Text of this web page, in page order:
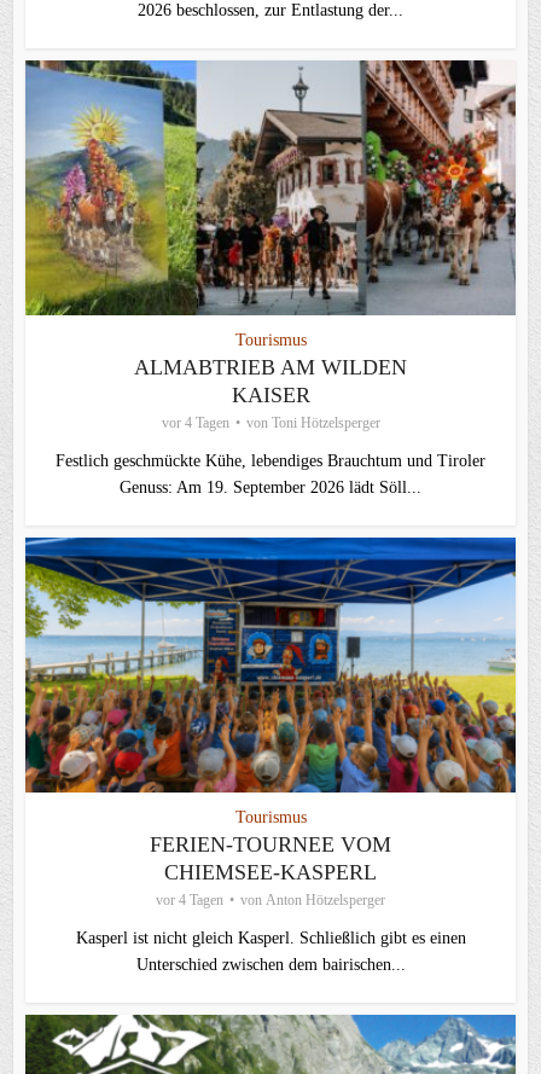
2026 beschlossen, zur Entlastung der...
Tourismus
ALMABTRIEB AM WILDEN
KAISER
vor 4 Tagen von Toni Hötzelsperger
Festlich geschmückte Kühe, lebendiges Brauchtum und Tiroler
Genuss: Am 19. September 2026 lädt Söll...
Tourismus
FERIEN-TOURNEE VOM
CHIEMSEE-KASPERL
vor 4 Tagen von Anton Hötzelsperger
Kasperl ist nicht gleich Kasperl. Schließlich gibt es einen
Unterschied zwischen dem bairischen...